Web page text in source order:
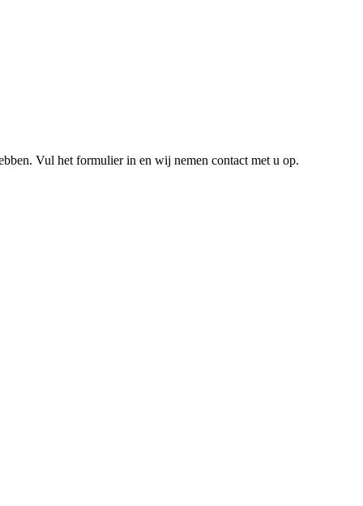
Vul het formulier in en wij nemen contact met u op.